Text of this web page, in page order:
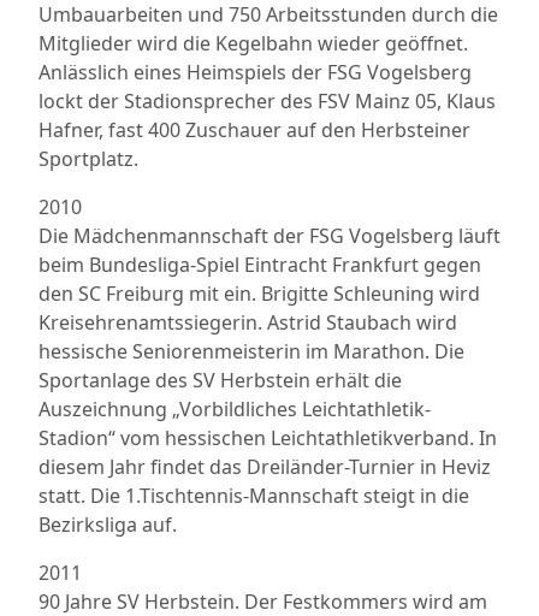
Umbauarbeiten und 750 Arbeitsstunden durch die
Mitglieder wird die Kegelbahn wieder geöffnet.
Anlässlich eines Heimspiels der FSG Vogelsberg
lockt der Stadionsprecher des FSV Mainz 05, Klaus
Hafner, fast 400 Zuschauer auf den Herbsteiner
Sportplatz.
2010
Die Mädchenmannschaft der FSG Vogelsberg läuft
beim Bundesliga-Spiel Eintracht Frankfurt gegen
den SC Freiburg mit ein. Brigitte Schleuning wird
Kreisehrenamtssiegerin. Astrid Staubach wird
hessische Seniorenmeisterin im Marathon. Die
Sportanlage des SV Herbstein erhält die
Auszeichnung „Vorbildliches Leichtathletik-
Stadion“ vom hessischen Leichtathletikverband. In
diesem Jahr findet das Dreiländer-Turnier in Heviz
statt. Die 1.Tischtennis-Mannschaft steigt in die
Bezirksliga auf.
2011
90 Jahre SV Herbstein. Der Festkommers wird am